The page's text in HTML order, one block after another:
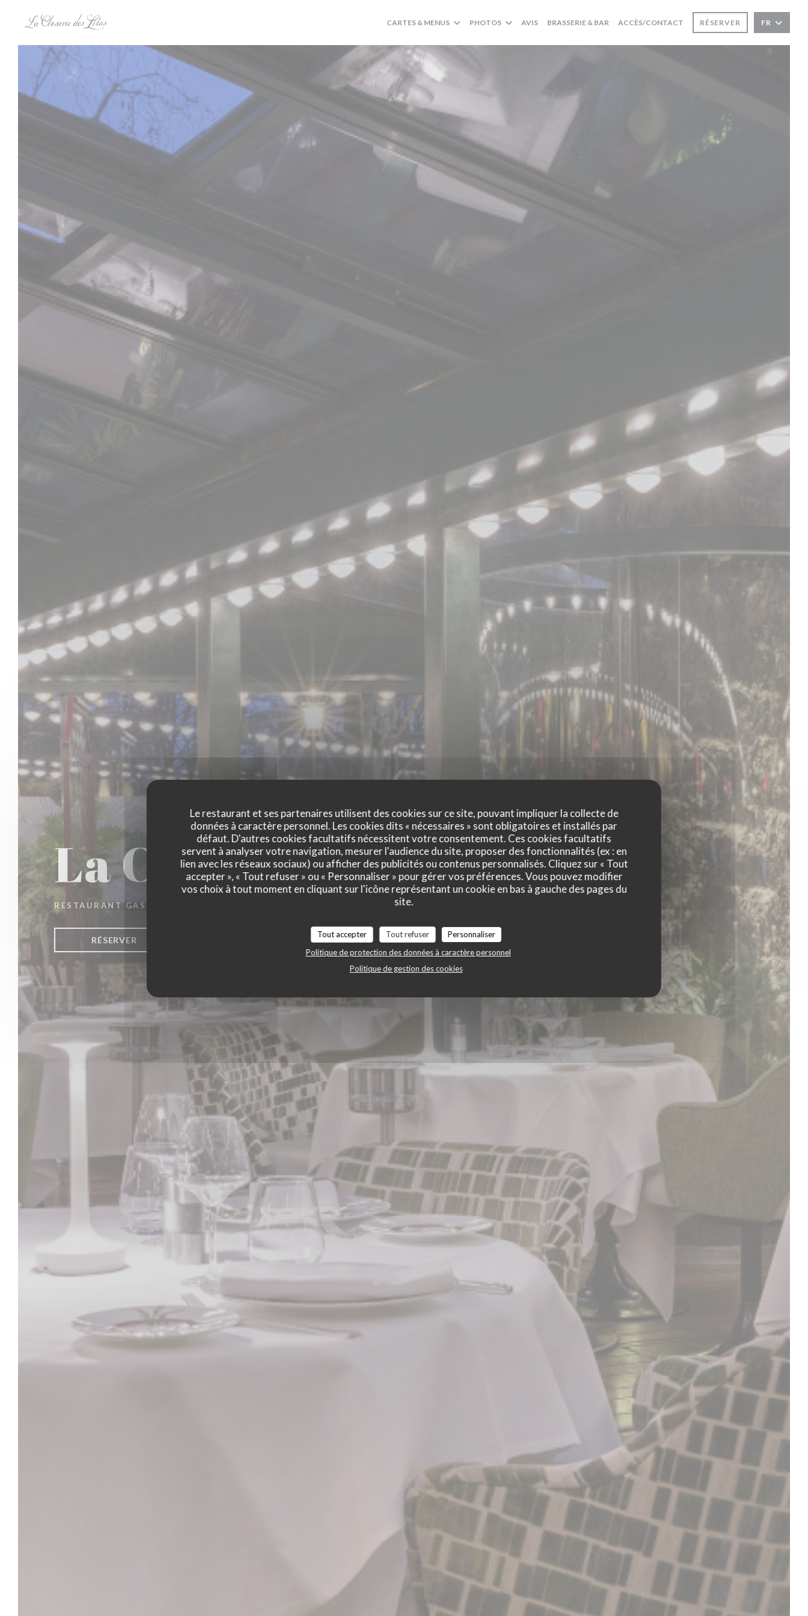
Le restaurant et ses partenaires utilisent des cookies sur ce site, pouvant impliquer la collecte de
données à caractère personnel. Les cookies dits « nécessaires » sont obligatoires et installés par
défaut. D'autres cookies facultatifs nécessitent votre consentement. Ces cookies facultatifs
servent à analyser votre navigation, mesurer l'audience du site, proposer des fonctionnalités (ex : en
lien avec les réseaux sociaux) ou afficher des publicités ou contenus personnalisés. Cliquez sur « Tout
accepter », « Tout refuser » ou « Personnaliser » pour gérer vos préférences. Vous pouvez modifier
vos choix à tout moment en cliquant sur l'icône représentant un cookie en bas à gauche des pages du
site.
Tout accepter Tout refuser
Personnaliser
Politique de protection des données à caractère personnel
Politique de gestion des cookies
CARTES & MENUS PHOTOS AVIS BRASSERIE & BAR ACCÈS/CONTACT RÉSERVER FR
La Closerie des Lilas
RESTAURANT GASTRONOMIQUE
RÉSERVER